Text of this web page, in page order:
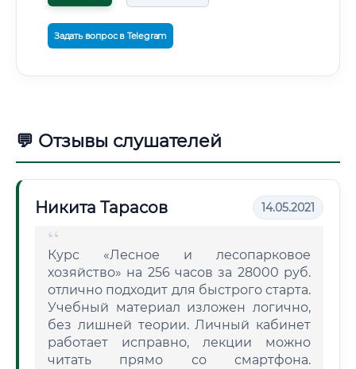
Задать вопрос в Telegram
💬 Отзывы слушателей
Никита Тарасов 14.05.2021
Курс «Лесное и лесопарковое
хозяйство» на 256 часов за 28000 руб.
отлично подходит для быстрого старта.
Учебный материал изложен логично,
без лишней теории. Личный кабинет
работает исправно, лекции можно
читать прямо со смартфона.